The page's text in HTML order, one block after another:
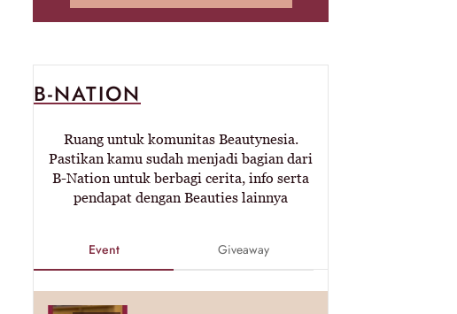
B-NATION
Ruang untuk komunitas Beautynesia.
Pastikan kamu sudah menjadi bagian dari
B-Nation untuk berbagi cerita, info serta
pendapat dengan Beauties lainnya
Event Giveaway